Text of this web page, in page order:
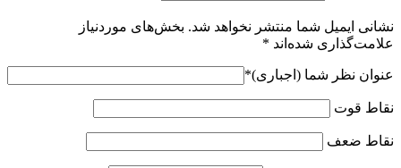
نشانی ایمیل شما منتشر نخواهد شد. بخش‌های موردنیاز
علامت‌گذاری شده‌اند *
عنوان نظر شما (اجباری)*
نقاط قوت
نقاط ضعف